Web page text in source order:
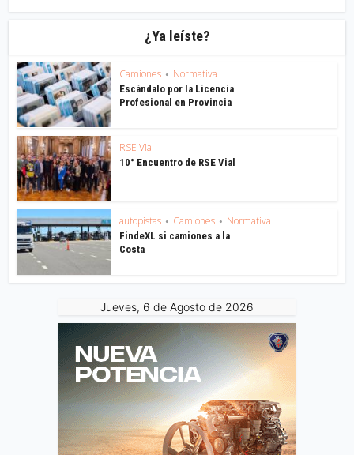
¿Ya leíste?
Camiones • Normativa
Escándalo por la Licencia
Profesional en Provincia
RSE Vial
10° Encuentro de RSE Vial
autopistas • Camiones • Normativa
FindeXL si camiones a la
Costa
Jueves, 6 de Agosto de 2026